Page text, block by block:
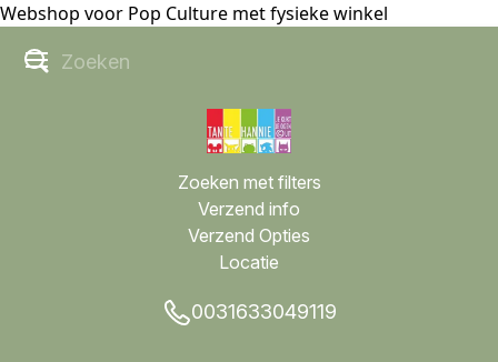
Webshop voor Pop Culture met fysieke winkel
Zoeken met filters
Verzend info
Verzend Opties
Locatie
0031633049119